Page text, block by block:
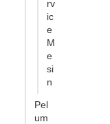
rv
ic
e
M
e
si
n
Pel
um